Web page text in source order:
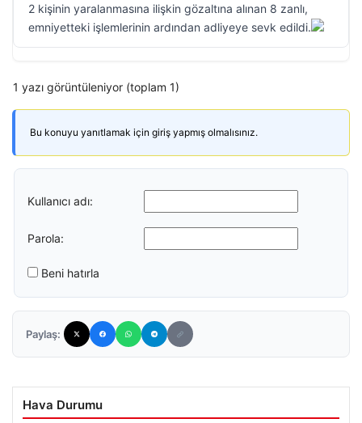
2 kişinin yaralanmasına ilişkin gözaltına alınan 8 zanlı,
emniyetteki işlemlerinin ardından adliyeye sevk edildi.
1 yazı görüntüleniyor (toplam 1)
Bu konuyu yanıtlamak için giriş yapmış olmalısınız.
Kullanıcı adı:
Parola:
Beni hatırla
Paylaş:
Hava Durumu